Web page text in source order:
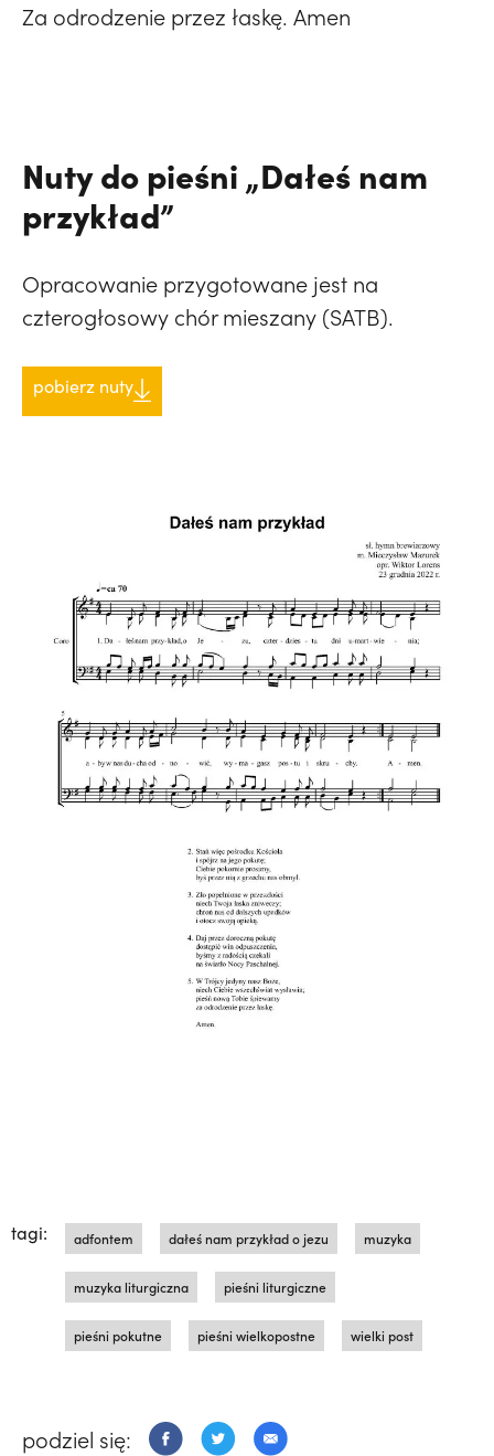
Za odrodzenie przez łaskę. Amen
Nuty do pieśni „Dałeś nam
przykład”
Opracowanie przygotowane jest na
czterogłosowy chór mieszany (SATB).
pobierz nuty
tagi: adfontem dałeś nam przykład o jezu muzyka
muzyka liturgiczna pieśni liturgiczne
pieśni pokutne pieśni wielkopostne wielki post
podziel się: